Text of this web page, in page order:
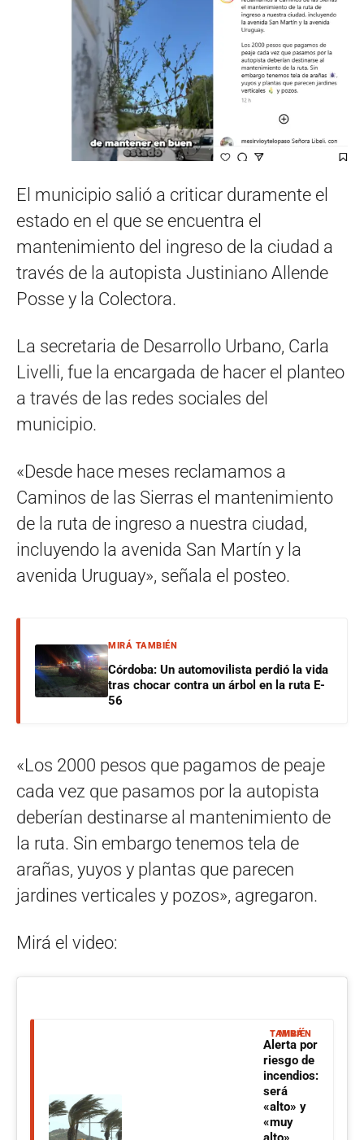
El municipio salió a criticar duramente el
estado en el que se encuentra el
mantenimiento del ingreso de la ciudad a
través de la autopista Justiniano Allende
Posse y la Colectora.
La secretaria de Desarrollo Urbano, Carla
Livelli, fue la encargada de hacer el planteo
a través de las redes sociales del
municipio.
«Desde hace meses reclamamos a
Caminos de las Sierras el mantenimiento
de la ruta de ingreso a nuestra ciudad,
incluyendo la avenida San Martín y la
avenida Uruguay», señala el posteo.
MIRÁ TAMBIÉN
Córdoba: Un automovilista perdió la vida
tras chocar contra un árbol en la ruta E-
56
«Los 2000 pesos que pagamos de peaje
cada vez que pasamos por la autopista
deberían destinarse al mantenimiento de
la ruta. Sin embargo tenemos tela de
arañas, yuyos y plantas que parecen
jardines verticales y pozos», agregaron.
Mirá el video:
MIRÁ TAMBIÉN
Alerta por
riesgo de
incendios:
será
«alto» y
«muy